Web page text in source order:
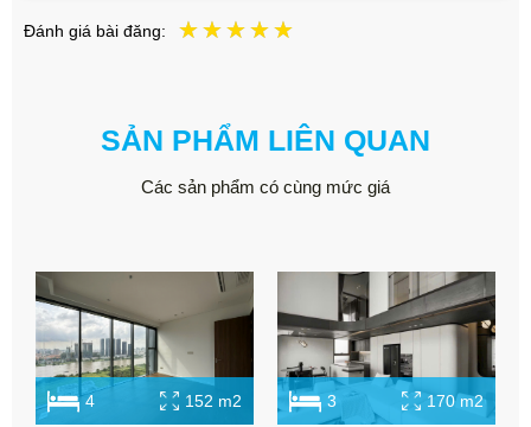
Đánh giá bài đăng:
SẢN PHẨM LIÊN QUAN
Các sản phẩm có cùng mức giá
4 152 m2 3 170 m2